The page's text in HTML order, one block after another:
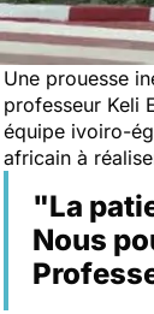
Une prouesse
professeur Keli
équipe ivoiro-
africain à
"La
Nous